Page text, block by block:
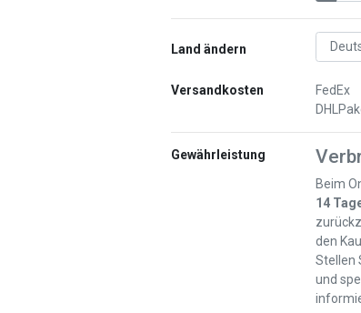
Land ändern
Versandkosten
FedEx
Gewährleistung
Beim
14
den
Stellen
und